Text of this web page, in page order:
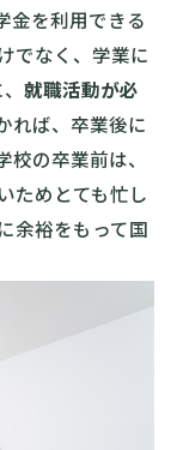
金を利用できる
でなく、学業に
就職活動が必
れば、卒業後に
の卒業前は、
ためとても忙し
余裕をもって国